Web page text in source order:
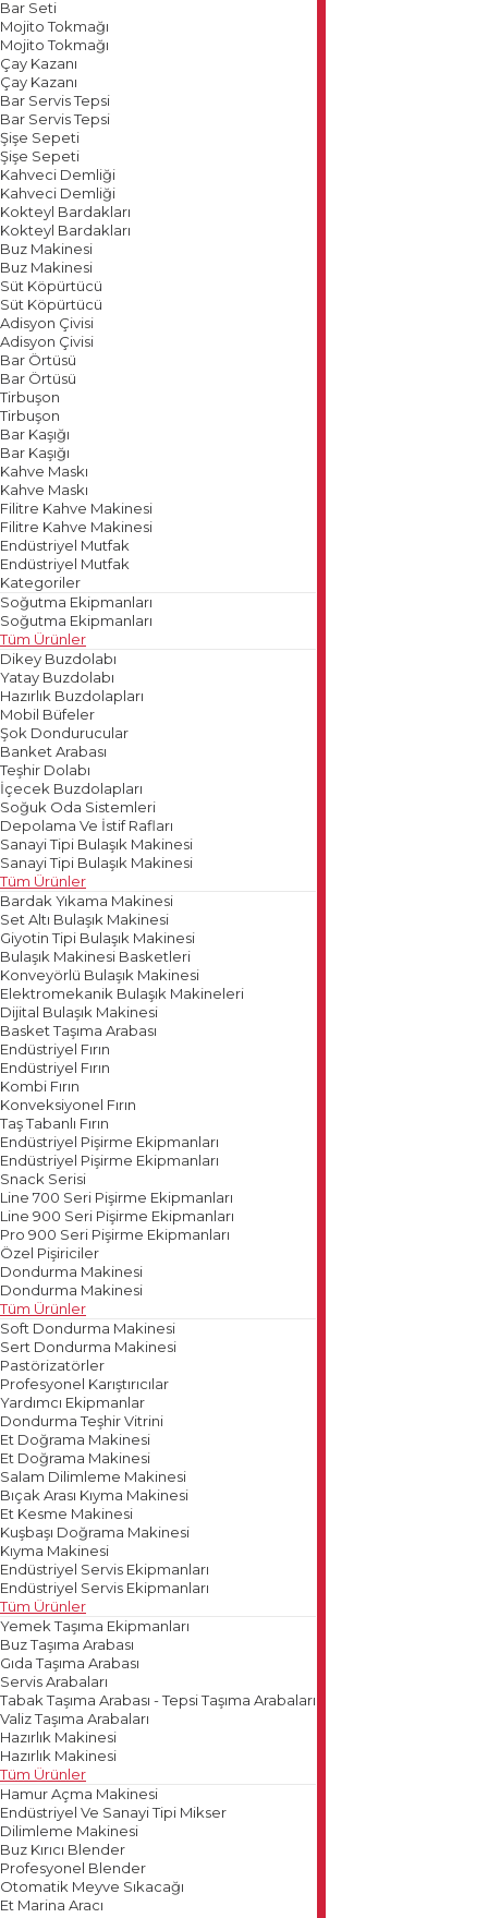
Bar Seti
Mojito Tokmağı
Mojito Tokmağı
Çay Kazanı
Çay Kazanı
Bar Servis Tepsi
Bar Servis Tepsi
Şişe Sepeti
Şişe Sepeti
Kahveci Demliği
Kahveci Demliği
Kokteyl Bardakları
Kokteyl Bardakları
Buz Makinesi
Buz Makinesi
Süt Köpürtücü
Süt Köpürtücü
Adisyon Çivisi
Adisyon Çivisi
Bar Örtüsü
Bar Örtüsü
Tirbuşon
Tirbuşon
Bar Kaşığı
Bar Kaşığı
Kahve Maskı
Kahve Maskı
Filitre Kahve Makinesi
Filitre Kahve Makinesi
Endüstriyel Mutfak
Endüstriyel Mutfak
Kategoriler
Soğutma Ekipmanları
Soğutma Ekipmanları
Tüm Ürünler
Dikey Buzdolabı
Yatay Buzdolabı
Hazırlık Buzdolapları
Mobil Büfeler
Şok Dondurucular
Banket Arabası
Teşhir Dolabı
İçecek Buzdolapları
Soğuk Oda Sistemleri
Depolama Ve İstif Rafları
Sanayi Tipi Bulaşık Makinesi
Sanayi Tipi Bulaşık Makinesi
Tüm Ürünler
Bardak Yıkama Makinesi
Set Altı Bulaşık Makinesi
Giyotin Tipi Bulaşık Makinesi
Bulaşık Makinesi Basketleri
Konveyörlü Bulaşık Makinesi
Elektromekanik Bulaşık Makineleri
Dijital Bulaşık Makinesi
Basket Taşıma Arabası
Endüstriyel Fırın
Endüstriyel Fırın
Kombi Fırın
Konveksiyonel Fırın
Taş Tabanlı Fırın
Endüstriyel Pişirme Ekipmanları
Endüstriyel Pişirme Ekipmanları
Snack Serisi
Line 700 Seri Pişirme Ekipmanları
Line 900 Seri Pişirme Ekipmanları
Pro 900 Seri Pişirme Ekipmanları
Özel Pişiriciler
Dondurma Makinesi
Dondurma Makinesi
Tüm Ürünler
Soft Dondurma Makinesi
Sert Dondurma Makinesi
Pastörizatörler
Profesyonel Karıştırıcılar
Yardımcı Ekipmanlar
Dondurma Teşhir Vitrini
Et Doğrama Makinesi
Et Doğrama Makinesi
Salam Dilimleme Makinesi
Bıçak Arası Kıyma Makinesi
Et Kesme Makinesi
Kuşbaşı Doğrama Makinesi
Kıyma Makinesi
Endüstriyel Servis Ekipmanları
Endüstriyel Servis Ekipmanları
Tüm Ürünler
Yemek Taşıma Ekipmanları
Buz Taşıma Arabası
Gıda Taşıma Arabası
Servis Arabaları
Tabak Taşıma Arabası - Tepsi Taşıma Arabaları
Valiz Taşıma Arabaları
Hazırlık Makinesi
Hazırlık Makinesi
Tüm Ürünler
Hamur Açma Makinesi
Endüstriyel Ve Sanayi Tipi Mikser
Dilimleme Makinesi
Buz Kırıcı Blender
Profesyonel Blender
Otomatik Meyve Sıkacağı
Et Marina Aracı